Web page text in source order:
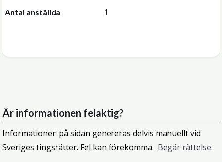
Antal anställda 1
Är informationen felaktig?
Informationen på sidan genereras delvis manuellt vid
Sveriges tingsrätter. Fel kan förekomma. Begär rättelse.